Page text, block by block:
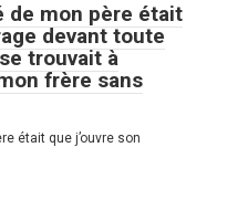
de mon père était
devant toute
trouvait à
frère sans
était que j’ouvre son